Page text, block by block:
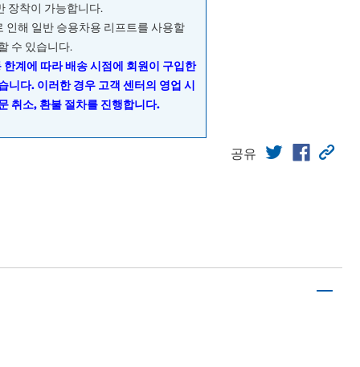
장착이 가능합니다.
인해 일반 승용차용 리프트를 사용할
수 있습니다.
계에 따라 배송 시점에 회원이 구입한
니다. 이러한 경우 고객 센터의 영업 시
취소, 환불 절차를 진행합니다.
공유